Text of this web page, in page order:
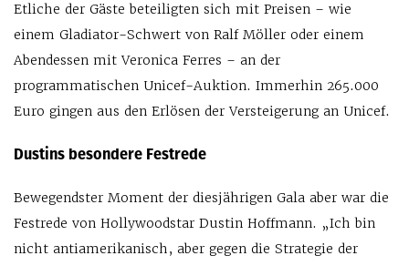
Etliche der Gäste beteiligten sich mit Preisen – wie
einem Gladiator-Schwert von Ralf Möller oder einem
Abendessen mit Veronica Ferres – an der
programmatischen Unicef-Auktion. Immerhin 265.000
Euro gingen aus den Erlösen der Versteigerung an Unicef.
Dustins besondere Festrede
Bewegendster Moment der diesjährigen Gala aber war die
Festrede von Hollywoodstar Dustin Hoffmann. „Ich bin
nicht antiamerikanisch, aber gegen die Strategie der